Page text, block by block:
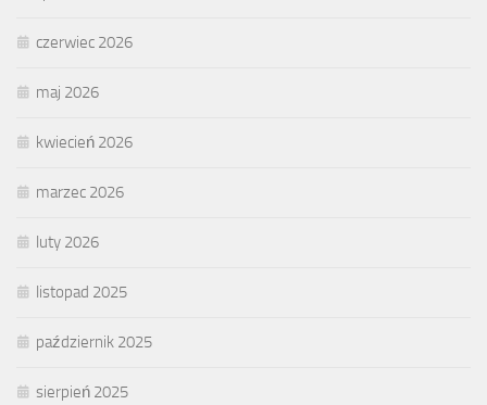
czerwiec 2026
maj 2026
kwiecień 2026
marzec 2026
luty 2026
listopad 2025
październik 2025
sierpień 2025